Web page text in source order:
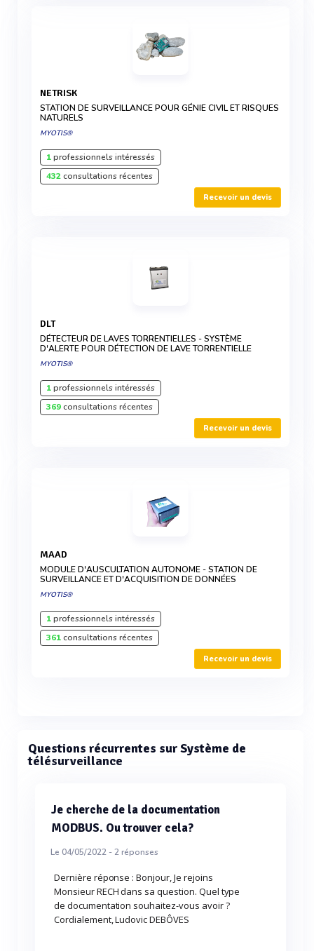
NETRISK
STATION DE SURVEILLANCE POUR GÉNIE CIVIL ET RISQUES
NATURELS
MYOTIS®
1professionnels intéressés
432consultations récentes
Recevoir un devis
DLT
DÉTECTEUR DE LAVES TORRENTIELLES - SYSTÈME
D'ALERTE POUR DÉTECTION DE LAVE TORRENTIELLE
MYOTIS®
1professionnels intéressés
369consultations récentes
Recevoir un devis
MAAD
MODULE D'AUSCULTATION AUTONOME - STATION DE
SURVEILLANCE ET D'ACQUISITION DE DONNÉES
MYOTIS®
1professionnels intéressés
361consultations récentes
Recevoir un devis
Questions récurrentes sur Système de
télésurveillance
Je cherche de la documentation
MODBUS. Ou trouver cela?
Le 04/05/2022 -2réponses
Dernière réponse : Bonjour, Je rejoins
Monsieur RECH dans sa question. Quel type
de documentation souhaitez-vous avoir ?
Cordialement, Ludovic DEBÔVES